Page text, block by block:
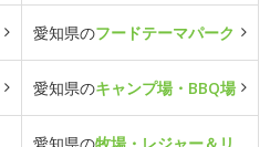
愛知県のフードテーマパーク
愛知県のキャンプ場・BBQ場
愛知県の牧場・レジャー＆リ